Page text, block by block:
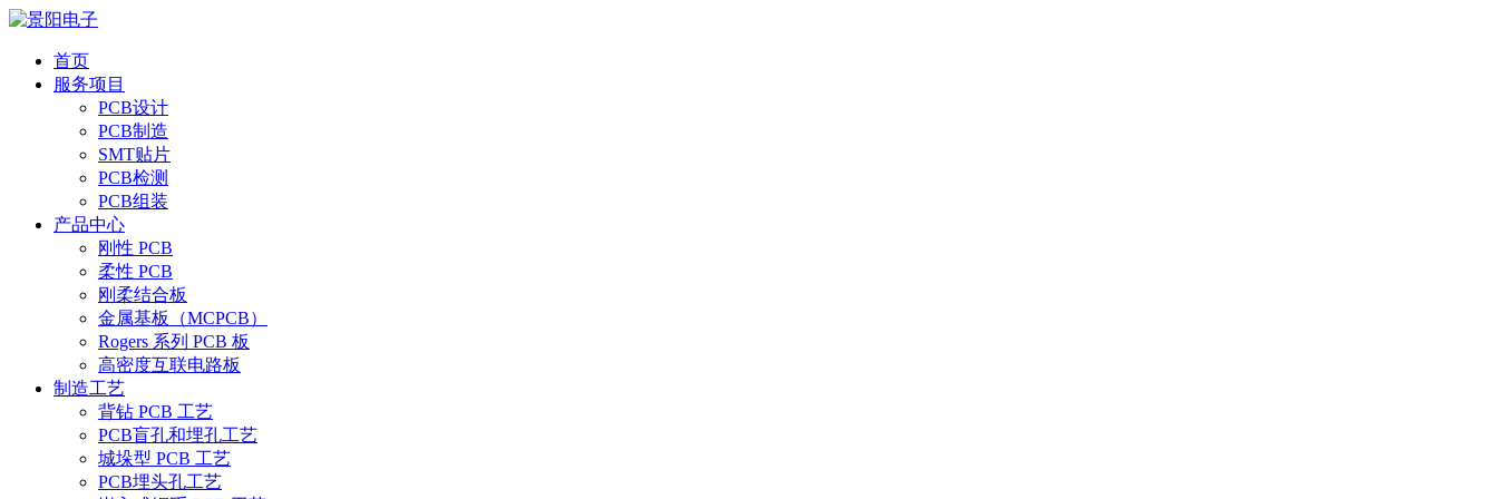
首页
服务项目
PCB设计
PCB制造
SMT贴片
PCB检测
PCB组装
产品中心
刚性 PCB
柔性 PCB
刚柔结合板
金属基板（MCPCB）
Rogers 系列 PCB 板
高密度互联电路板
制造工艺
背钻 PCB 工艺
PCB盲孔和埋孔工艺
城垛型 PCB 工艺
PCB埋头孔工艺